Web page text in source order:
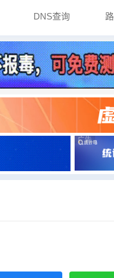
DNS查询
广告